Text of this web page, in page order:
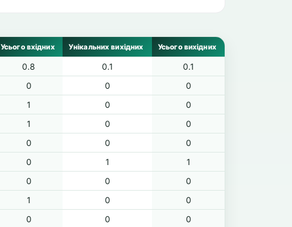
Усього вхідних Унікальних вихідних Усього вихідних
0.8 0.1
0.1
0 0
0
1 0
0
1 0
0
0 0
0
0 1
1
0 0
0
1 0
0
0 0
0